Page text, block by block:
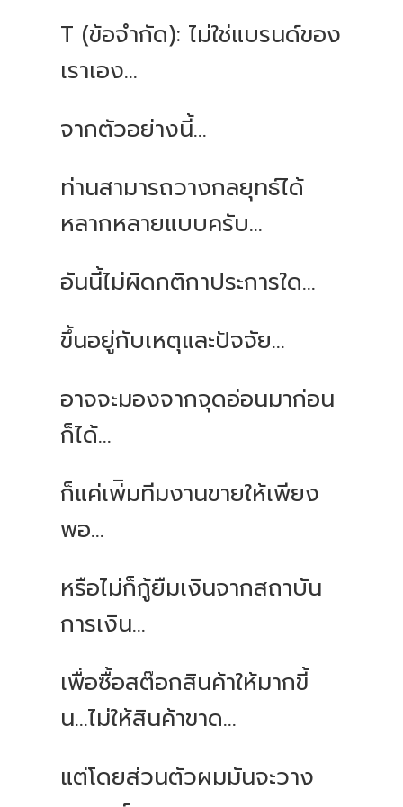
T (ข้อจำกัด): ไม่ใช่แบรนด์ของ
เราเอง...
จากตัวอย่างนี้...
ท่านสามารถวางกลยุทธ์ได้
หลากหลายแบบครับ...
อันนี้ไม่ผิดกติกาประการใด...
ขึ้นอยู่กับเหตุและปัจจัย...
อาจจะมองจากจุดอ่อนมาก่อน
ก็ได้...
ก็แค่เพ่ิมทีมงานขายให้เพียง
พอ...
หรือไม่ก็กู้ยืมเงินจากสถาบัน
การเงิน...
เพื่อซื้อสต๊อกสินค้าให้มากขี้
น...ไม่ให้สินค้าขาด...
แต่โดยส่วนตัวผมมันจะวาง